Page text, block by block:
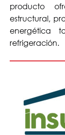
producto
estructural,
energética
refrigeración.